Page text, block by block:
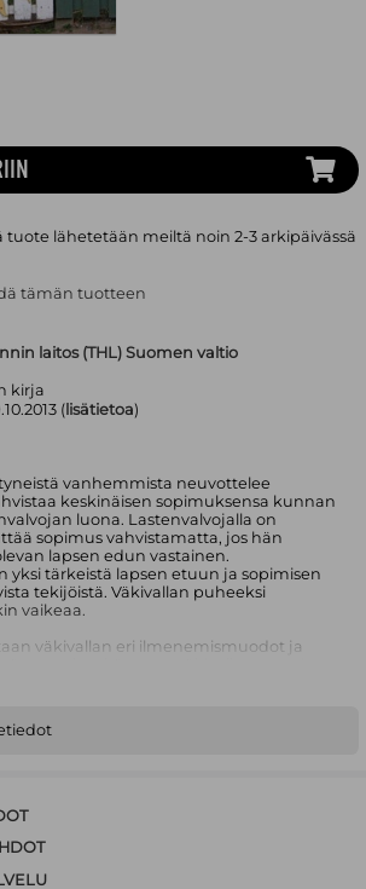
laitos (THL) Suomen valtio
kirja
( lisätietoa)
vanhemmista neuvottelee
keskinäisen sopimuksensa kunnan
luona. Lastenvalvojalla on
sopimus vahvistamatta, jos hän
lapsen edun vastainen.
yksi tärkeistä lapsen etuun ja sopimisen
tekijöistä. Väkivallan puheeksi
vaikeaa.
väkivallan eri ilmenemismuodot ja
ja pitkäkestoisuus vaikuttavat perheen
koskeviin sopimuksiin,
on käytettävissä väkivaltaan
neuvottelun yhteydessä annetaan
lasten huolto- ja riita-asioita
tuote lähetetään meiltä noin 2-3 arkipäivässä
tämän tuotteen